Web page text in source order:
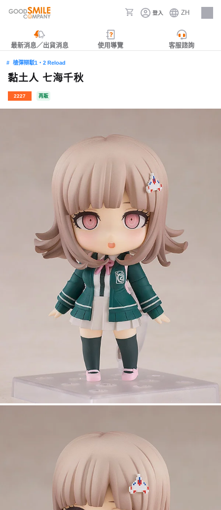
登入 ZH
人才招募
最新消息／出貨消息 使用導覽 客服諮詢
槍彈辯駁1‧2 Reload
黏土人 七海千秋
2227 再販